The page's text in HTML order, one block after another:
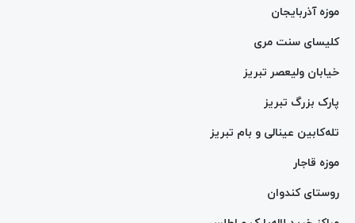
موزه آذربایجان
کلیسای سنت مری
خیابان ولیعصر تبریز
پارک بزرگ تبریز
تله‌کابین عینالی و بام تبریز
موزه قاجار
روستای کندوان